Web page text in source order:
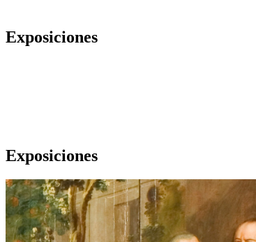
Exposiciones
Exposiciones